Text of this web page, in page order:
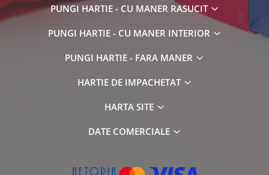
PUNGI HARTIE - CU MANER RASUCIT
PUNGI HARTIE - CU MANER INTERIOR
PUNGI HARTIE - FARA MANER
HARTIE DE IMPACHETAT
HARTA SITE
DATE COMERCIALE